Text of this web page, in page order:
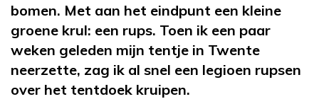
bomen. Met aan het eindpunt een kleine
groene krul: een rups. Toen ik een paar
weken geleden mijn tentje in Twente
neerzette, zag ik al snel een legioen rupsen
over het tentdoek kruipen.